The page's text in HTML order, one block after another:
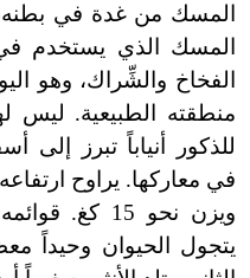
المسك من غدة في
المسك الذي يستخدم
الفخاخ والشِّراك، وهو
منطقته الطبيعية. ليس
للذكور أنياباً تبرز
ويزن نحو 15
يتجول الحيوان وحيداً